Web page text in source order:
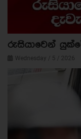
රුසියාවෙන්
Wednesday / 5 / 2026